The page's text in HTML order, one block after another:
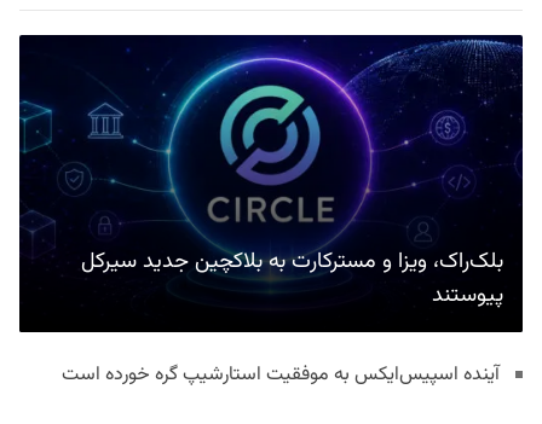
بلک‌راک، ویزا و مسترکارت به بلاکچین جدید سیرکل
پیوستند
آینده اسپیس‌ایکس به موفقیت استارشیپ گره خورده است